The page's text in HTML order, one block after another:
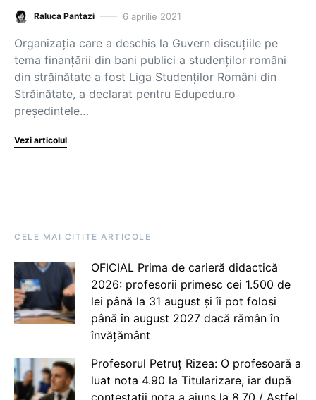
Raluca Pantazi 6 aprilie 2021
Organizația care a deschis la Guvern discuțiile pe
tema finanțării din bani publici a studenților români
din străinătate a fost Liga Studenților Români din
Străinătate, a declarat pentru Edupedu.ro
președintele…
Vezi articolul
CELE MAI CITITE ARTICOLE
OFICIAL Prima de carieră didactică
2026: profesorii primesc cei 1.500 de
lei până la 31 august și îi pot folosi
până în august 2027 dacă rămân în
învățământ
Profesorul Petruț Rizea: O profesoară a
luat nota 4.90 la Titularizare, iar după
contestații nota a ajuns la 8.70 / Astfel